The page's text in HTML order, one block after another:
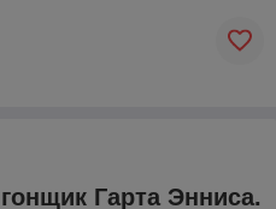
Гарта Энниса.